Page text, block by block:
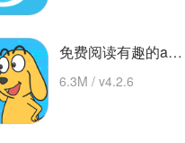
免费阅读有趣的ai版本 app下载
6.3M / v4.2.6